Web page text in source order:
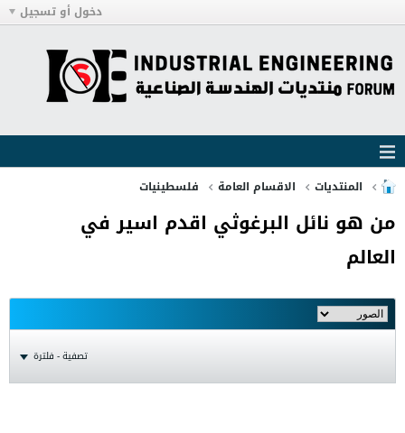
دخول أو تسجيل
المنتديات الاقسام العامة فلسطينيات
من هو نائل البرغوثي اقدم اسير في
العالم
تصفية - فلترة